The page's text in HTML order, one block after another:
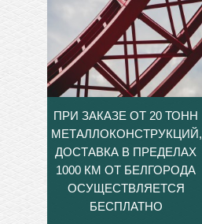
ПРИ ЗАКАЗЕ ОТ 20 ТОНН
МЕТАЛЛОКОНСТРУКЦИЙ,
ДОСТАВКА В ПРЕДЕЛАХ
1000 КМ ОТ БЕЛГОРОДА
ОСУЩЕСТВЛЯЕТСЯ
БЕСПЛАТНО